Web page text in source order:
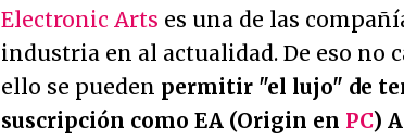
Electronic Arts es una de las
industria en al actualidad. De eso no
ello se pueden permitir "el lujo" de
suscripción como EA (Origin en PC)